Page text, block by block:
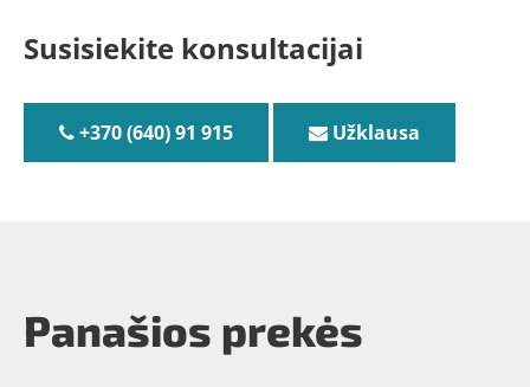
Susisiekite konsultacijai
+370 (640) 91 915 Užklausa
Panašios prekės